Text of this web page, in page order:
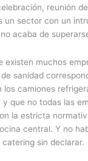
reunión
un sector con un
acaba de
existen muchos
sanidad
los camiones
que no todas las
la estricta
central. Y no
sin declarar.